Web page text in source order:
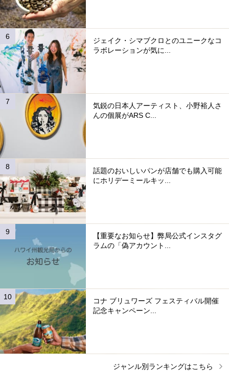
ジェイク・シマブクロとのユニークなコ
ラボレーションが気に...
気鋭の日本人アーティスト、小野裕人さ
んの個展がARS C...
話題のおいしいパンが店舗でも購入可能
にホリデーミールキッ...
【重要なお知らせ】弊局公式インスタグ
ラムの「偽アカウント...
コナ ブリュワーズ フェスティバル開催
記念キャンペーン...
ジャンル別ランキングはこちら